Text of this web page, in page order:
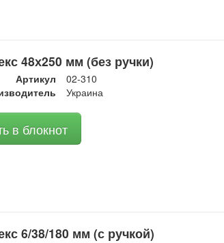
48х250 мм (без ручки)
Артикул
02-310
Украина
в блокнот
6/38/180 мм (с ручкой)